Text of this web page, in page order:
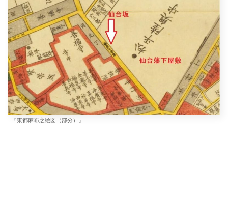
『東都麻布之絵図（部分）』